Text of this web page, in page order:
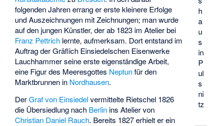
h
a
u
s
in
P
ul
s
ni
tz
folgenden Jahren errang er erste kleinere Erfolge
und Auszeichnungen mit Zeichnungen; man wurde
auf den jungen Künstler, der ab 1823 im Atelier bei
Franz Pettrich lernte, aufmerksam. Dort entstand im
Auftrag der Gräflich Einsiedelschen Eisenwerke
Lauchhammer seine erste eigenständige Arbeit,
eine Figur des Meeresgottes Neptunfür den
Marktbrunnen in Nordhausen.
DerGraf von Einsiedelvermittelte Rietschel 1826
die Übersiedlung nach Berlin ins Atelier von
Christian Daniel Rauch. Bereits 1827 erhielt er ein